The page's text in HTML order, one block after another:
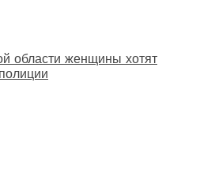
области женщины хотят